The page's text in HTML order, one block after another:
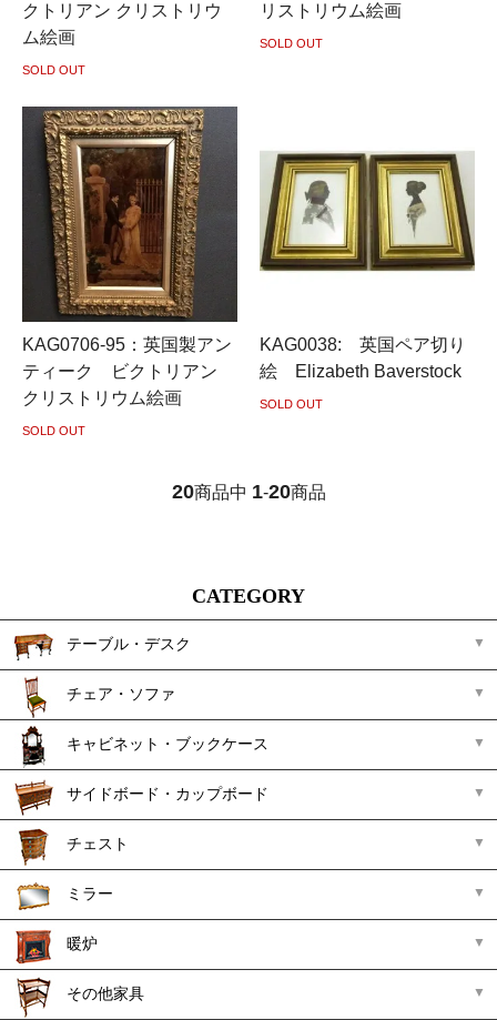
クトリアン クリストリウ
ム絵画
SOLD OUT
リストリウム絵画
SOLD OUT
KAG0706-95：英国製アン
ティーク ビクトリアン
クリストリウム絵画
SOLD OUT
KAG0038: 英国ペア切り
絵 Elizabeth Baverstock
SOLD OUT
20商品中 1-20商品
CATEGORY
テーブル・デスク
チェア・ソファ
キャビネット・ブックケース
サイドボード・カップボード
チェスト
ミラー
暖炉
その他家具